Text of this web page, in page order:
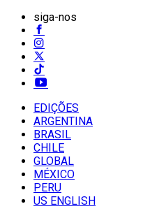
siga-nos
EDIÇÕES
ARGENTINA
BRASIL
CHILE
GLOBAL
MÉXICO
PERU
US ENGLISH